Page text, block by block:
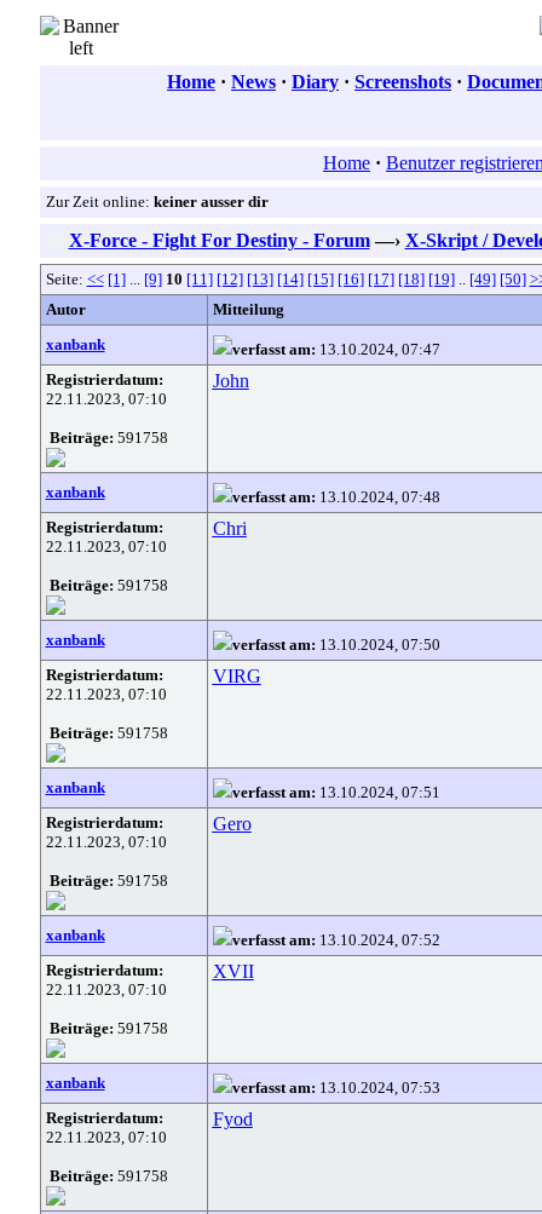
Home · News · Diary · Screenshots ·
Home · Benutzer
Zur Zeit online: keiner ausser dir
X-Force - Fight For Destiny - Forum —› X-Skript /
Seite: << [1]... [9] 10 [11] [12] [13] [14] [15] [16] [17] [18] [19].. [49] [50]
Autor
Mitteilung
xanbank
verfasst am: 13.10.2024, 07:47
Registrierdatum:
22.11.2023, 07:10
Beiträge: 591758
John
xanbank verfasst am: 13.10.2024, 07:48
Registrierdatum:
22.11.2023, 07:10
Beiträge: 591758
Chri
xanbank verfasst am: 13.10.2024, 07:50
Registrierdatum:
22.11.2023, 07:10
Beiträge: 591758
VIRG
xanbank verfasst am: 13.10.2024, 07:51
Registrierdatum:
22.11.2023, 07:10
Beiträge: 591758
Gero
xanbank verfasst am: 13.10.2024, 07:52
Registrierdatum:
22.11.2023, 07:10
Beiträge: 591758
XVII
xanbank verfasst am: 13.10.2024, 07:53
Registrierdatum:
22.11.2023, 07:10
Beiträge: 591758
Fyod